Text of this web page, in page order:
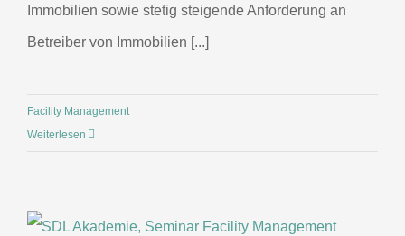
Immobilien sowie stetig steigende Anforderung an
Betreiber von Immobilien [...]
Facility Management
Weiterlesen